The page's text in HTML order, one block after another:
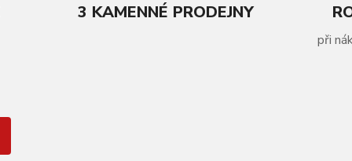
3 KAMENNÉ PRODEJNY
při